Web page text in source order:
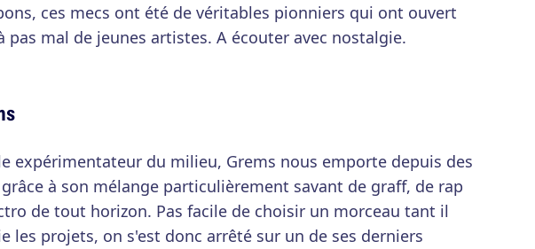
ces mecs ont été de véritables pionniers qui ont ouvert
pas mal de jeunes artistes. A écouter avec nostalgie.
expérimentateur du milieu, Grems nous emporte depuis des
à son mélange particulièrement savant de graff, de rap
de tout horizon. Pas facile de choisir un morceau tant il
les projets, on s'est donc arrêté sur un de ses derniers